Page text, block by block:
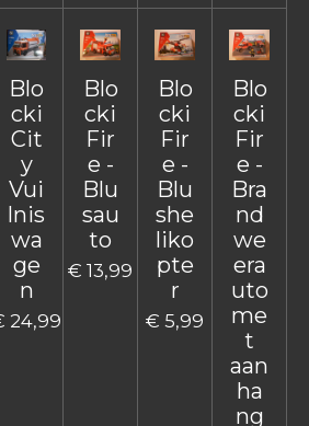
Blo
cki
Cit
y
Vui
lnis
wa
ge
n
24,99
Blo
cki
Fir
e -
Blu
sau
to
€ 13,99
Blo
cki
Fir
e -
Blu
she
liko
pte
r
€ 5,99
Blo
cki
Fir
e -
Bra
nd
we
era
uto
me
t
aan
ha
ng